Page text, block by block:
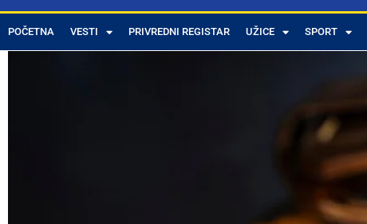
POČETNA VESTI PRIVREDNI REGISTAR UŽICE SPORT